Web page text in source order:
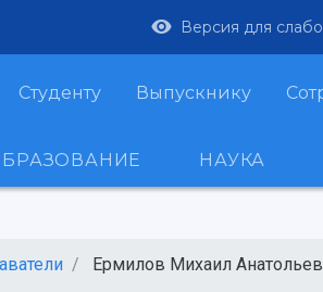
Версия для
Студенту Выпускнику
НАУКА
Ермилов Михаил